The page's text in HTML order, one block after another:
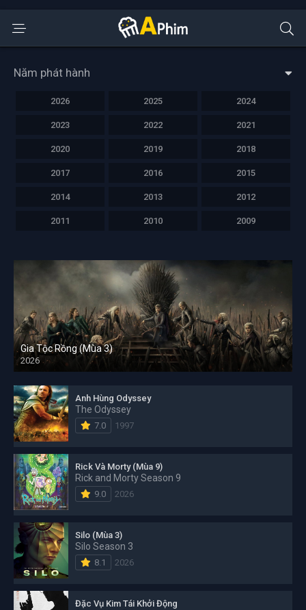
Năm phát hành
2026 2025 2024
2023 2022 2021
2020 2019 2018
2017 2016 2015
2014 2013 2012
2011 2010 2009
Gia Tộc Rồng (Mùa 3)
2026
Anh Hùng Odyssey
The Odyssey
7.0 1997
Rick Và Morty (Mùa 9)
Rick and Morty Season 9
9.0 2026
Silo (Mùa 3)
Silo Season 3
8.1 2026
Đặc Vụ Kim Tái Khởi Động